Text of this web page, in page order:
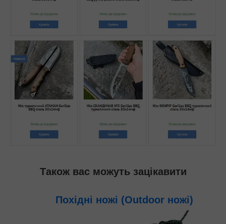
Також вас можуть зацікавити
Похідні ножі (Outdoor ножі)